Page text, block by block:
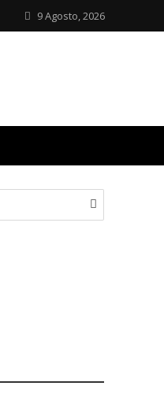
9 Agosto, 2026